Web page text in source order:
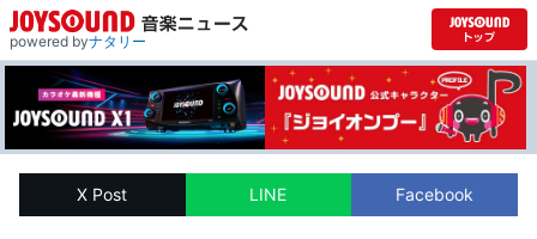
powered byナタリー
X Post LINE Facebook